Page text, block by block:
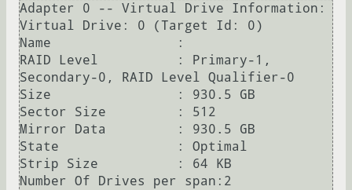
Adapter 0 -- Virtual Drive Information:
Virtual Drive: 0 (Target Id: 0)
Name                :
RAID Level          : Primary-1,
Secondary-0, RAID Level Qualifier-0
Size                : 930.5 GB
Sector Size         : 512
Mirror Data         : 930.5 GB
State               : Optimal
Strip Size          : 64 KB
Number Of Drives per span:2